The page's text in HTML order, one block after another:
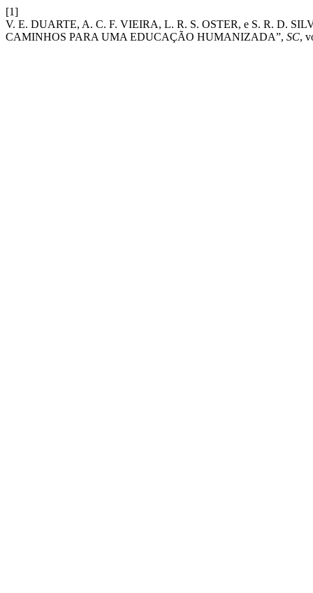
[1]
V. E. DUARTE, A. C. F. VIEIRA, L. R. S. OSTER, e S. R. D.
CAMINHOS PARA UMA EDUCAÇÃO HUMANIZADA”, SC,